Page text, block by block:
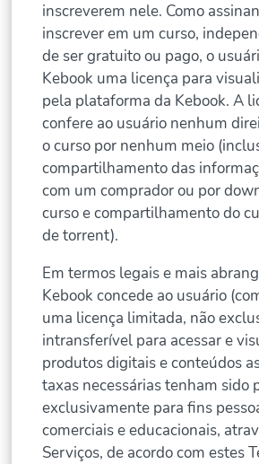
inscreverem nele. Como
inscrever em um curso,
de ser gratuito ou pago, o
Kebook uma licença para
pela plataforma da Kebook. A
confere ao usuário nenhum
o curso por nenhum meio
compartilhamento das
com um comprador ou por
curso e compartilhamento do
de torrent).
Em termos legais e mais
Kebook concede ao usuário
uma licença limitada, não
intransferível para acessar e
produtos digitais e conteúdos
taxas necessárias tenham sido
exclusivamente para fins
comerciais e educacionais,
Serviços, de acordo com estes